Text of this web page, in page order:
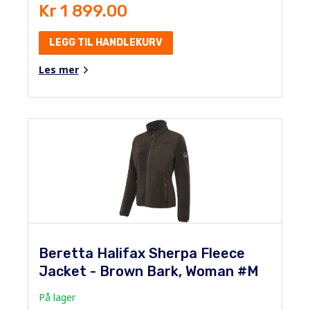
Kr 1 899.00
LEGG TIL HANDLEKURV
Les mer
Beretta Halifax Sherpa Fleece
Jacket - Brown Bark, Woman #M
På lager